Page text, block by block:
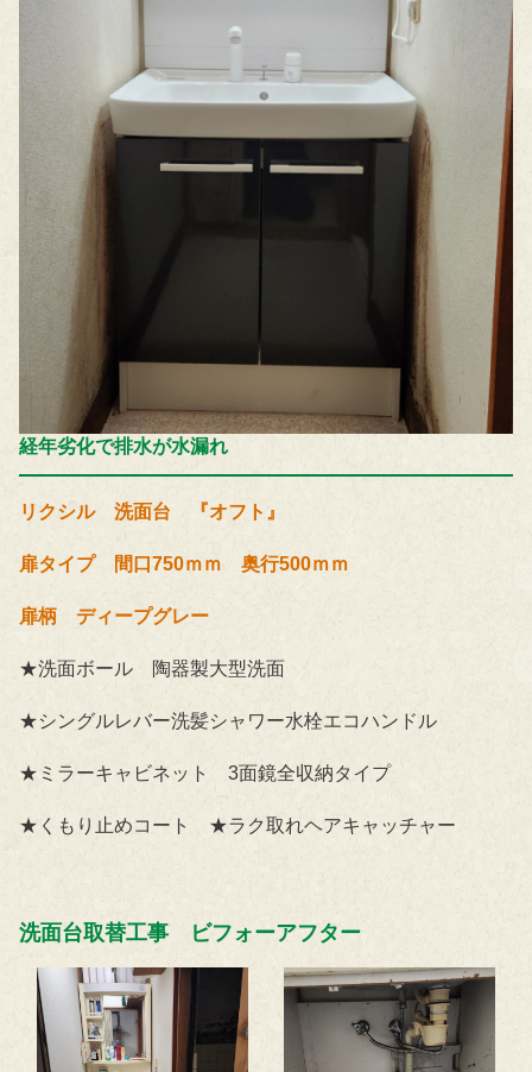
経年劣化で排水が水漏れ
リクシル 洗面台 『オフト』
扉タイプ 間口750ｍｍ 奥行500ｍｍ
扉柄 ディープグレー
★洗面ボール 陶器製大型洗面
★シングルレバー洗髪シャワー水栓エコハンドル
★ミラーキャビネット 3面鏡全収納タイプ
★くもり止めコート ★ラク取れヘアキャッチャー
洗面台取替工事 ビフォーアフター